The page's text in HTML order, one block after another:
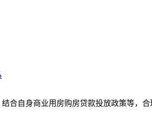
合自身商业用房购房贷款投放政策等，